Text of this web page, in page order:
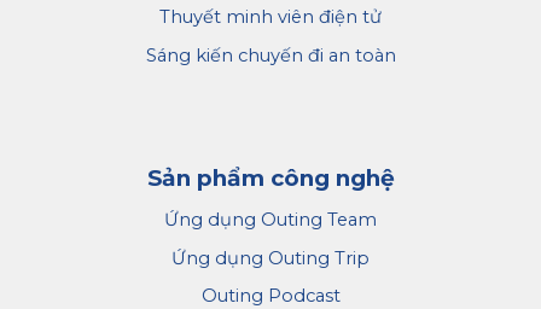
Thuyết minh viên điện tử
Sáng kiến chuyến đi an toàn
Sản phẩm công nghệ
Ứng dụng Outing Team
Ứng dụng Outing Trip
Outing Podcast